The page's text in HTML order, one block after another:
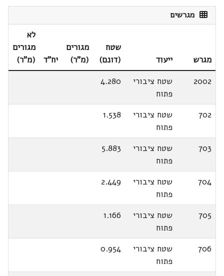
מגרשים
מגרש ייעוד
שטח
(דונם)
מגורים
(מ"ר)
יח"ד
לא
מגורים
(מ"ר)
2002
שטח ציבורי
פתוח
4.280
702
שטח ציבורי
פתוח
1.538
703
שטח ציבורי
פתוח
5.883
704
שטח ציבורי
פתוח
2.449
705
שטח ציבורי
פתוח
1.166
706
שטח ציבורי
פתוח
0.954